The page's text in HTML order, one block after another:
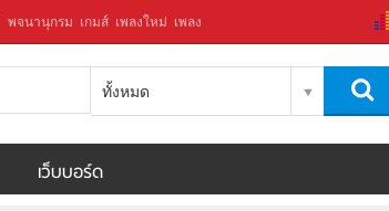
พจนานุกรม เกมส์ เพลงใหม่ เพลง
ทั้งหมด
เว็บบอร์ด